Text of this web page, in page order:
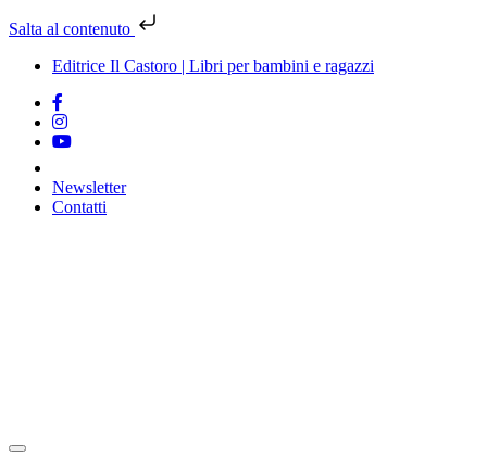
Salta al contenuto
Editrice Il Castoro | Libri per bambini e ragazzi
Newsletter
Contatti